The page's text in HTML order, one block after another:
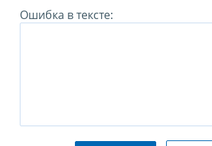
Ошибка в тексте: